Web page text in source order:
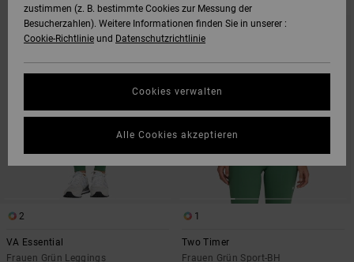
FILTERKRITERIEN
FILTERN
2
VA Essential
Frauen Grün Leggings
1
Two Timer
Frauen Grün Sport-BH
zustimmen (z. B. bestimmte Cookies zur Messung der
Besucherzahlen). Weitere Informationen finden Sie in unserer :
Cookie-Richtlinie und Datenschutzrichtlinie
Cookies verwalten
Alle Cookies akzeptieren